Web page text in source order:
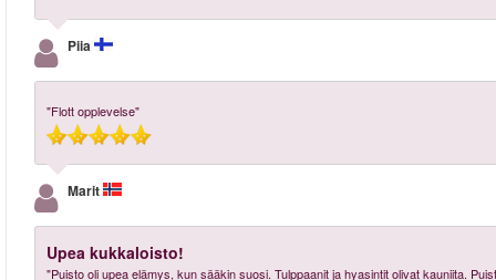
Piia
"Flott opplevelse"
Marit
Upea kukkaloisto!
"Puisto oli upea elämys, kun sääkin suosi. Tulppaanit ja hyasintit olivat kauniita.